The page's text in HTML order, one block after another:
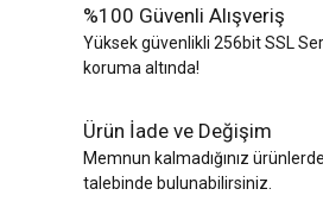
%100 Güvenli Alışveriş
Yüksek güvenlikli 256bit SSL
koruma altında!
Ürün İade ve Değişim
Memnun kalmadığınız
talebinde bulunabilirsiniz.